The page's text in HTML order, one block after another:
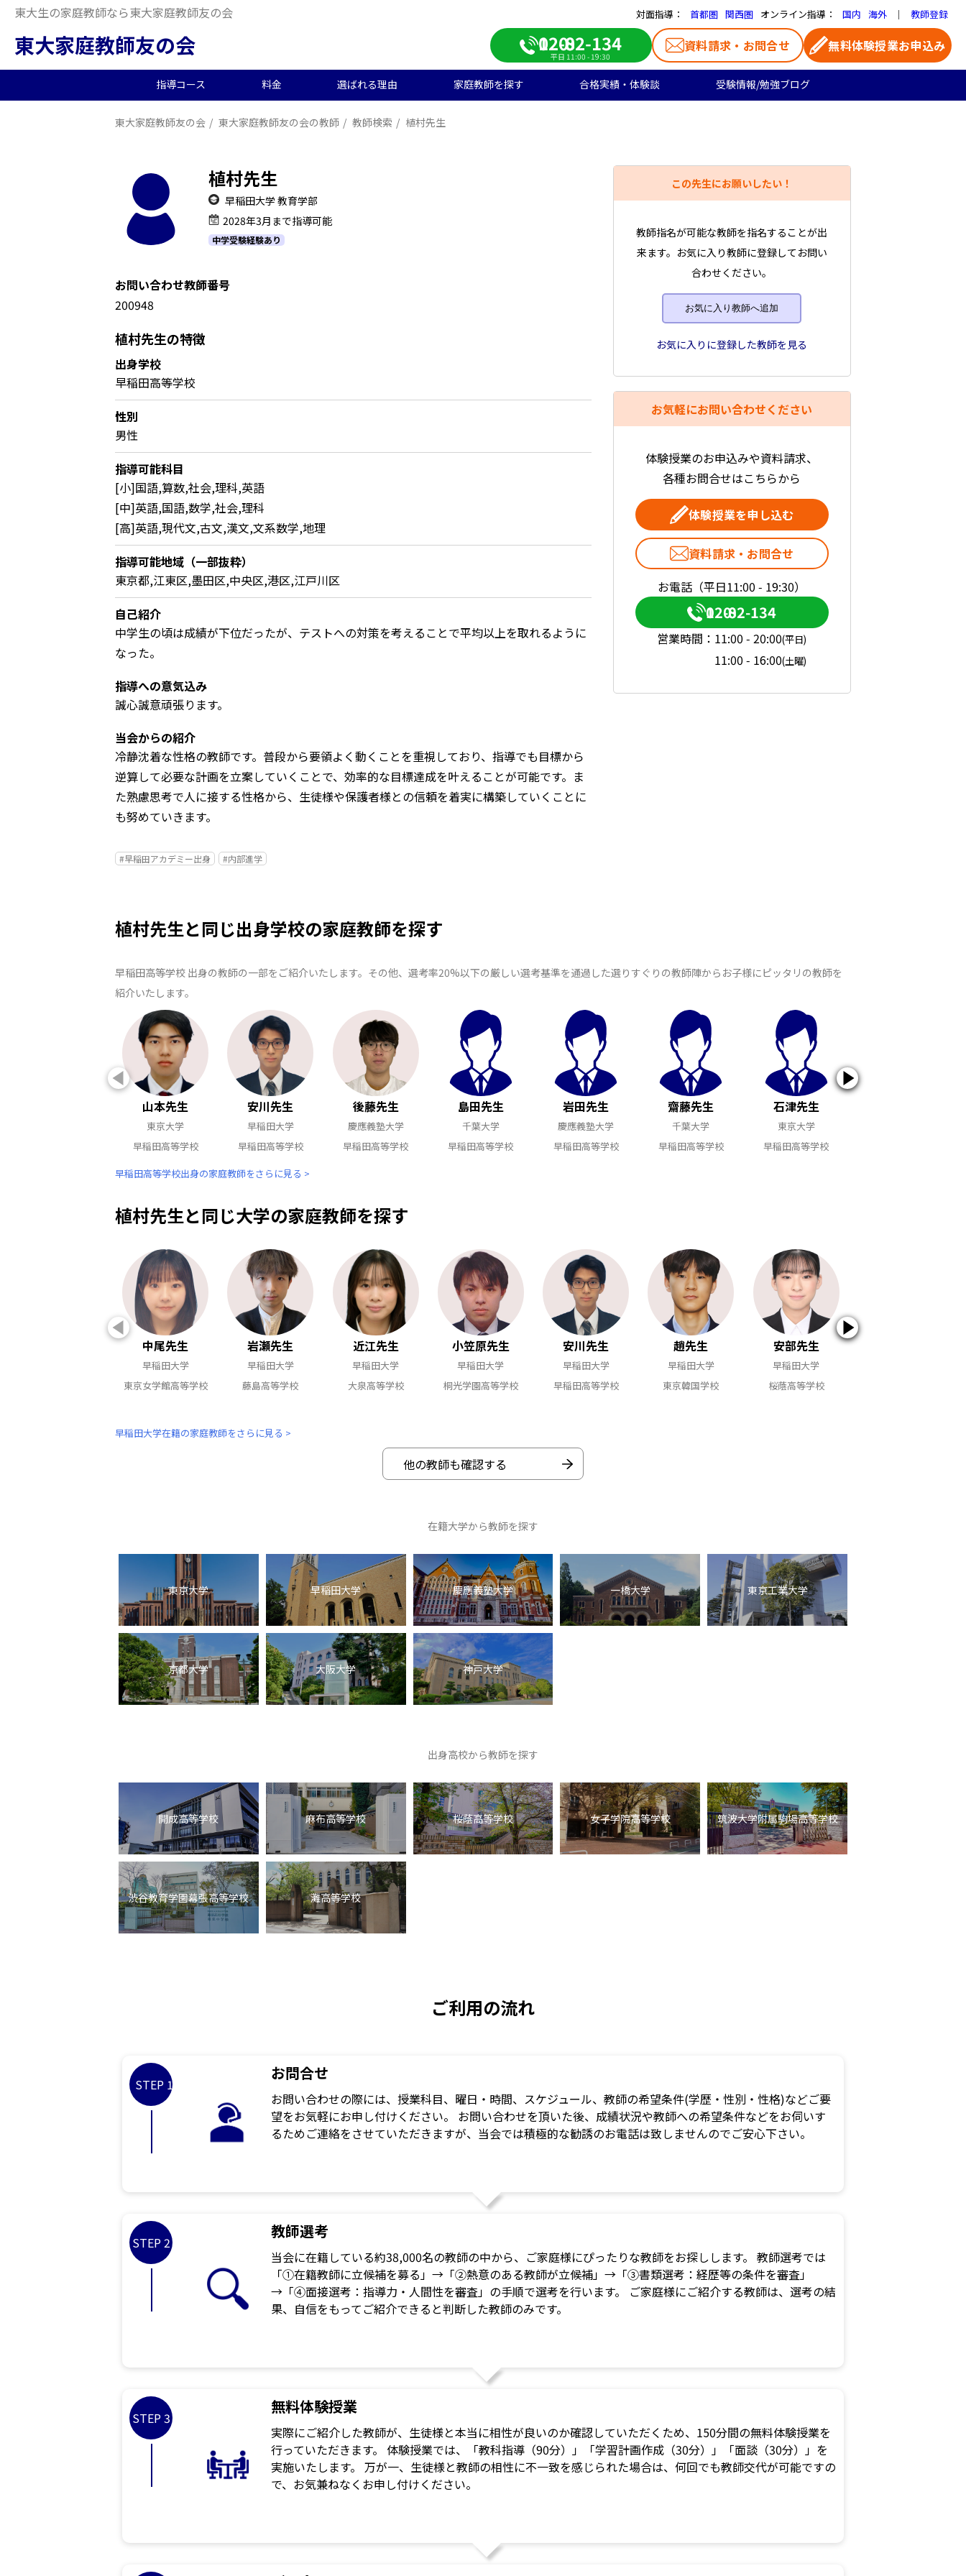
東大生の家庭教師なら東大家庭教師友の会 対面指導： 首都圏 関西圏 オンライン指導： 国内 海外 ｜ 教師登録
東大家庭教師友の会 0120-082-134
平日 11:00 - 19:30
資料請求・お問合せ 無料体験授業お申込み
指導コース
中学受験/塾対策 高校受験
高校生向け
大学生向け
社会人向け プロ家庭教師
料金
料金概要 小学生のご料金
選ばれる理由
当会の特徴 オンライン自習室
家庭教師を探す
東大生の教師を探す 派遣エリアから探す
合格実績・体験談
2026年度合格実績 中学受験の合格実績
一覧ページ
受験情報/勉強ブログ
東大家庭教師友の会 東大家庭教師友の会の教師 教師検索 植村先生
植村先生
早稲田大学 教育学部
2028年3月まで指導可能
中学受験経験あり
お問い合わせ教師番号
1200948
植村先生の特徴
出身学校
早稲田高等学校
性別
男性
指導可能科目
[小]国語,算数,社会,理科,英語
[中]英語,国語,数学,社会,理科
[高]英語,現代文,古文,漢文,文系数学,地理
指導可能地域（一部抜粋）
東京都,江東区,墨田区,中央区,港区,江戸川区
自己紹介
中学生の頃は成績が下位だったが、テストへの対策を考えることで平均以上を取れるように
なった。
指導への意気込み
誠心誠意頑張ります。
当会からの紹介
冷静沈着な性格の教師です。普段から要領よく動くことを重視しており、指導でも目標から
逆算して必要な計画を立案していくことで、効率的な目標達成を叶えることが可能です。ま
た熟慮思考で人に接する性格から、生徒様や保護者様との信頼を着実に構築していくことに
も努めていきます。
#早稲田アカデミー出身 #内部進学
この先生にお願いしたい！
教師指名が可能な教師を指名することが出
来ます。お気に入り教師に登録してお問い
合わせください。
お気に入り教師へ追加
お気に入りに登録した教師を見る
お気軽にお問い合わせください
体験授業のお申込みや資料請求、
各種お問合せはこちらから
体験授業を申し込む
資料請求・お問合せ
お電話（平日11:00 - 19:30）
0120-082-134
営業時間： 11:00 - 20:00(平日)
11:00 - 16:00(土曜)
植村先生と同じ出身学校の家庭教師を探す
早稲田高等学校 出身の教師の一部をご紹介いたします。その他、選考率20%以下の厳しい選考基準を通過した選りすぐりの教師陣からお子様にピッタリの教師を
紹介いたします。
山本先生
東京大学
早稲田高等学校
安川先生
早稲田大学
早稲田高等学校
後藤先生
慶應義塾大学
早稲田高等学校
島田先生
千葉大学
早稲田高等学校
岩田先生
慶應義塾大学
早稲田高等学校
齋藤先生
千葉大学
早稲田高等学校
石津先生
東京大学
早稲田高等学校
早稲田高等学校出身の家庭教師をさらに見る >
植村先生と同じ大学の家庭教師を探す
中尾先生
早稲田大学
東京女学館高等学校
岩瀬先生
早稲田大学
藤島高等学校
近江先生
早稲田大学
大泉高等学校
小笠原先生
早稲田大学
桐光学園高等学校
安川先生
早稲田大学
早稲田高等学校
趙先生
早稲田大学
東京韓国学校
安部先生
早稲田大学
桜蔭高等学校
早稲田大学在籍の家庭教師をさらに見る >
他の教師も確認する
在籍大学から教師を探す
東京大学 早稲田大学 慶應義塾大学 一橋大学 東京工業大学
京都大学 大阪大学 神戸大学
出身高校から教師を探す
開成高等学校 麻布高等学校 桜蔭高等学校 女子学院高等学校 筑波大学附属駒場高等学校
渋谷教育学園幕張高等学校 灘高等学校
ご利用の流れ
STEP 1
お問合せ
お問い合わせの際には、授業科目、曜日・時間、スケジュール、教師の希望条件(学歴・性別・性格)などご要
望をお気軽にお申し付けください。 お問い合わせを頂いた後、成績状況や教師への希望条件などをお伺いす
るためご連絡をさせていただきますが、当会では積極的な勧誘のお電話は致しませんのでご安心下さい。
STEP 2
教師選考
当会に在籍している約38,000名の教師の中から、ご家庭様にぴったりな教師をお探しします。 教師選考では
「①在籍教師に立候補を募る」→「②熱意のある教師が立候補」→「③書類選考：経歴等の条件を審査」
→「④面接選考：指導力・人間性を審査」の手順で選考を行います。 ご家庭様にご紹介する教師は、選考の結
果、自信をもってご紹介できると判断した教師のみです。
STEP 3
無料体験授業
実際にご紹介した教師が、生徒様と本当に相性が良いのか確認していただくため、150分間の無料体験授業を
行っていただきます。 体験授業では、「教科指導（90分）」「学習計画作成（30分）」「面談（30分）」を
実施いたします。 万が一、生徒様と教師の相性に不一致を感じられた場合は、何回でも教師交代が可能ですの
で、お気兼ねなくお申し付けください。